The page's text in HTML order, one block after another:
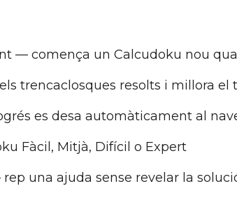
— comença un Calcudoku nou
trencaclosques resolts i millora el
es desa automàticament al
Fàcil, Mitjà, Difícil o Expert
una ajuda sense revelar la